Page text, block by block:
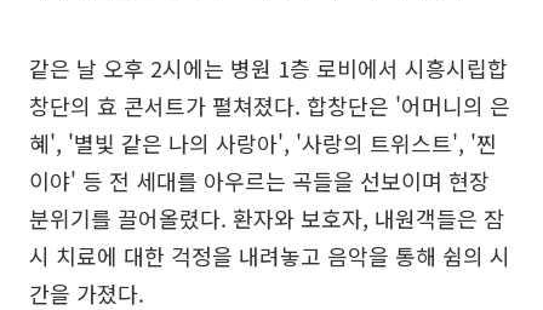
같은 날 오후 2시에는 병원 1층 로비에서 시흥시립합
창단의 효 콘서트가 펼쳐졌다. 합창단은 '어머니의 은
혜', '별빛 같은 나의 사랑아', '사랑의 트위스트', '찐
이야' 등 전 세대를 아우르는 곡들을 선보이며 현장
분위기를 끌어올렸다. 환자와 보호자, 내원객들은 잠
시 치료에 대한 걱정을 내려놓고 음악을 통해 쉼의 시
간을 가졌다.